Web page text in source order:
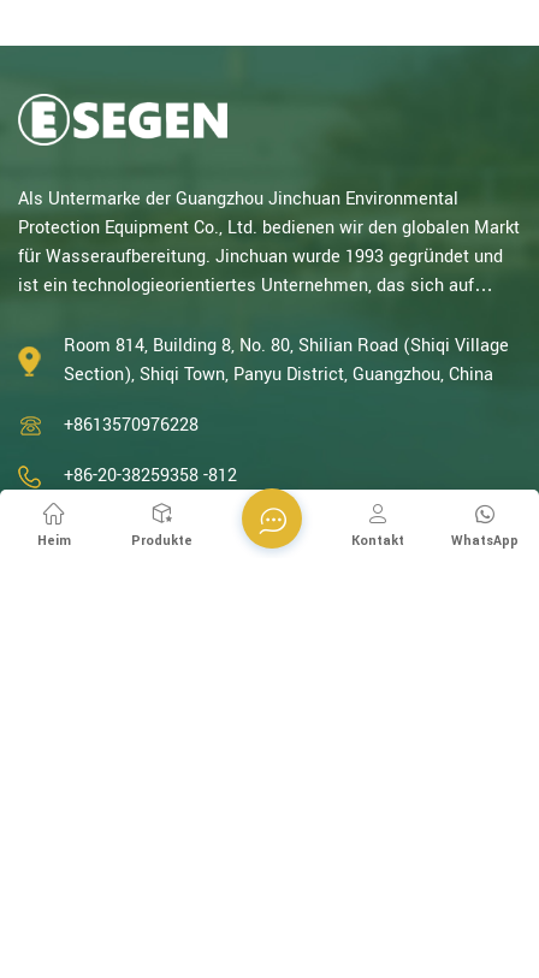
Als Untermarke der Guangzhou Jinchuan Environmental
Protection Equipment Co., Ltd. bedienen wir den globalen Markt
für Wasseraufbereitung. Jinchuan wurde 1993 gegründet und
ist ein technologieorientiertes Unternehmen, das sich auf
jahrzehntelanger Erfahrung in katalytischer Oxidation,
Elektrolyse, Desinfektion sowie Forschung und Entwicklung,
Wasseraufbereitungsanlagen gehören wir zu den erfahrenst...
Room 814, Building 8, No. 80, Shilian Road (Shiqi Village
Section), Shiqi Town, Panyu District, Guangzhou, China
+8613570976228
+86-20-38259358 -812
+8613570976228
Heim Produkte WhatsApp
Kontakt